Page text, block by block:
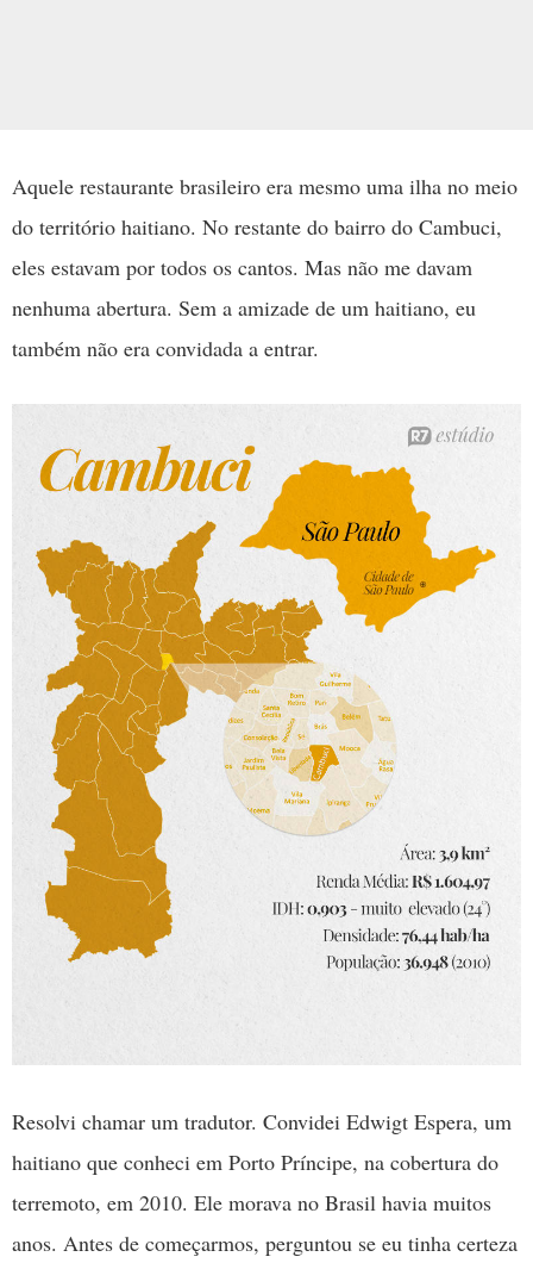
Aquele restaurante brasileiro era mesmo uma ilha no meio
do território haitiano. No restante do bairro do Cambuci,
eles estavam por todos os cantos. Mas não me davam
nenhuma abertura. Sem a amizade de um haitiano, eu
também não era convidada a entrar.
Resolvi chamar um tradutor. Convidei Edwigt Espera, um
haitiano que conheci em Porto Príncipe, na cobertura do
terremoto, em 2010. Ele morava no Brasil havia muitos
anos. Antes de começarmos, perguntou se eu tinha certeza